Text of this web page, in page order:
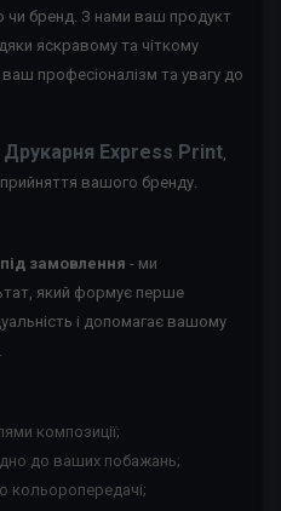
чи бренд. З нами ваш продукт
яскравому та чіткому
професіоналізм та увагу до
Друкарня Express Print,
вашого бренду.
під замовлення - ми
який формує перше
і допомагає вашому
композиції;
до ваших побажань;
кольоропередачі;